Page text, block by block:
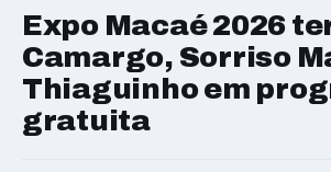
Expo Macaé 2026
Camargo, Sorriso
Thiaguinho em
gratuita